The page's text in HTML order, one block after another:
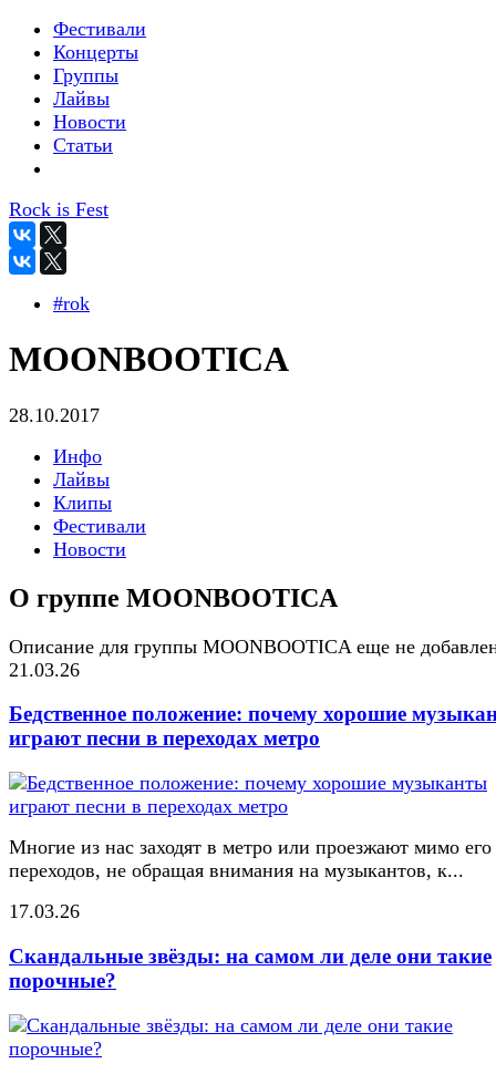
Фестивали
Концерты
Группы
Лайвы
Новости
Статьи
Rock is Fest
#rok
MOONBOOTICA
28.10.2017
Инфо
Лайвы
Клипы
Фестивали
Новости
О группе MOONBOOTICA
Описание для группы MOONBOOTICA еще не
21.03.26
Бедственное положение: почему хорошие
играют песни в переходах метро
Многие из нас заходят в метро или проезжают мимо его
переходов, не обращая внимания на музыкантов, к...
17.03.26
Скандальные звёзды: на самом ли деле они такие
порочные?